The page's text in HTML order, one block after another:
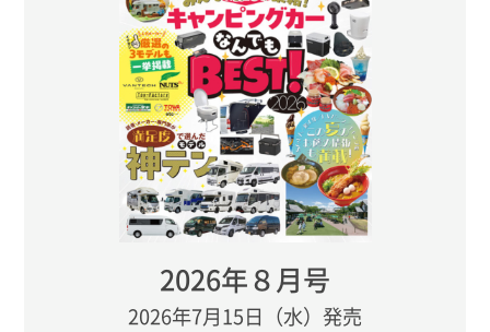
2026年８月号
2026年7月15日（水）発売